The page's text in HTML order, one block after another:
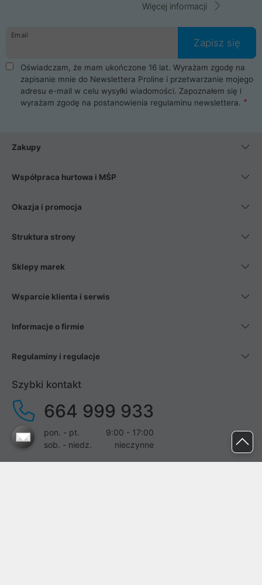
Więcej informacji
Email
Zapisz się
Oświadczam, że mam ukończone 16 lat. Wyrażam zgodę na
zapisanie mnie do Newslettera Proline i przetwarzanie mojego
adresu e-mail w celu wysyłki wiadomości. Zapoznałem się i
wyrażam zgodę na postanowienia regulaminu newslettera.
Zakupy
Współpraca hurtowa i MŚP
Okazja i promocja
Struktura strony
Sklepy marek
Wsparcie klienta i serwis
Informacje o firmie
Regulaminy i regulacje
Szybki kontakt
664 999 933
pon. - pt.
9:00 - 17:00
sob. - niedz.
nieczynne